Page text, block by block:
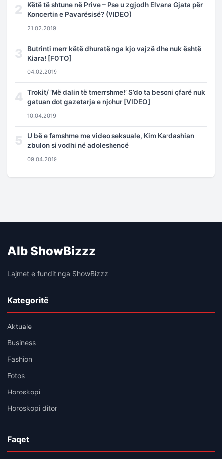
2
Këtë të shtune në Prive – Pse u zgjodh Elvana Gjata për
Koncertin e Pavarësisë? (VIDEO)
21.02.2019
3
Butrinti merr këtë dhuratë nga kjo vajzë dhe nuk është
Kiara! [FOTO]
04.02.2019
4
Trokit/ ‘Më dalin të tmerrshme!’ S’do ta besoni çfarë nuk
gatuan dot gazetarja e njohur [VIDEO]
10.04.2019
5
U bë e famshme me video seksuale, Kim Kardashian
zbulon si vodhi në adoleshencë
09.04.2019
Alb ShowBizzz
Lajmet e fundit nga ShowBizzz
Kategoritë
Aktuale
Business
Fashion
Fotos
Horoskopi
Horoskopi ditor
Faqet